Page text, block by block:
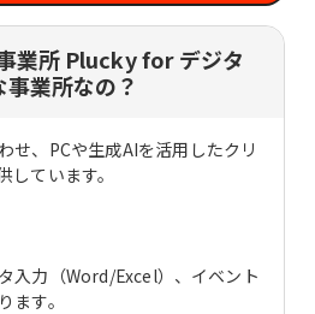
業所 Plucky for デジタ
業所なの？
せ、PCや生成AIを活用したクリ
ています。
入力（Word/Excel）、イベント
ます。